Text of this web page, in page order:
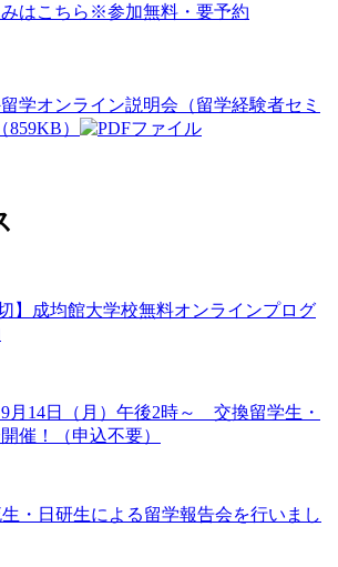
はこちら※参加無料・要予約
学オンライン説明会（留学経験者セミ
）
切】成均館大学校無料オンラインプログ
9月14日（月）午後2時～ 交換留学生・
催！（申込不要）
・日研生による留学報告会を行いまし